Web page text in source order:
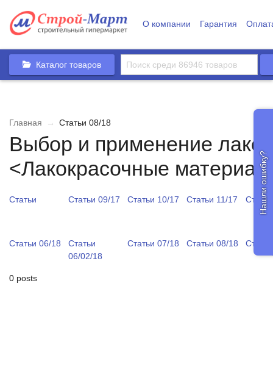
О компании Гарантия
Каталог товаров
Главная → Статьи 08/18
Выбор и применение
<Лакокрасочные
Статьи Статьи 09/17 Статьи 10/17 Статьи 11/17
Статьи 06/18
Статьи
06/02/18
Статьи 07/18 Статьи 08/18
0 posts
Нашли ошибку?